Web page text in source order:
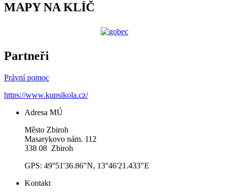
MAPY NA KLÍČ
Partneři
Právní pomoc
https://www.kupsikola.cz/
Adresa MÚ
Město Zbiroh
Masarykovo nám. 112
338 08 Zbiroh
GPS: 49°51'36.86"N, 13°46'21.433"E
Kontakt